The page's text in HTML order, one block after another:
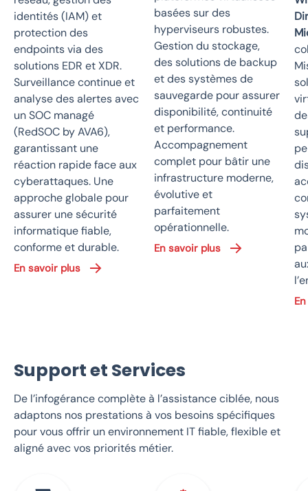
identités (IAM) et
protection des
endpoints via des
solutions EDR et XDR.
Surveillance continue et
analyse des alertes avec
un SOC managé
(RedSOC by AVA6),
garantissant une
réaction rapide face aux
cyberattaques. Une
approche globale pour
assurer une sécurité
informatique fiable,
conforme et durable.
En savoir plus
basées sur des
hyperviseurs robustes.
Gestion du stockage,
des solutions de backup
et des systèmes de
sauvegarde pour assurer
disponibilité, continuité
et performance.
Accompagnement
complet pour bâtir une
infrastructure moderne,
évolutive et
parfaitement
opérationnelle.
En savoir plus
Support et Services
De l’infogérance complète à l’assistance ciblée, nous
adaptons nos prestations à vos besoins spécifiques
pour vous offrir un environnement IT fiable, flexible et
aligné avec vos priorités métier.